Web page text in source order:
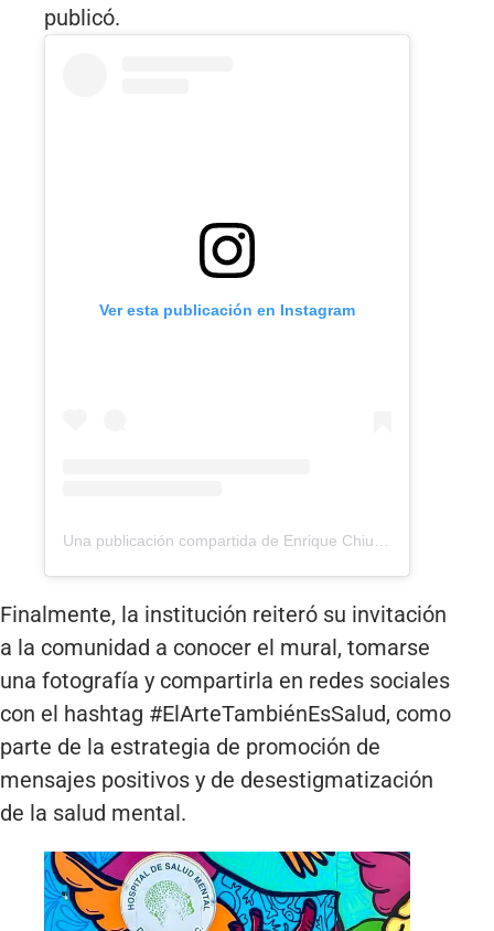
publicó.
Ver esta publicación en Instagram
Finalmente, la institución reiteró su invitación
a la comunidad a conocer el mural, tomarse
una fotografía y compartirla en redes sociales
con el hashtag #ElArteTambiénEsSalud, como
parte de la estrategia de promoción de
mensajes positivos y de desestigmatización
de la salud mental.